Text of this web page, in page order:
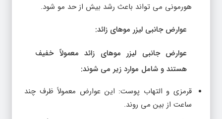
هورمونی می تواند باعث رشد بیش از حد مو شود.
عوارض جانبی لیزر موهای زائد:
عوارض جانبی لیزر موهای زائد معمولاً خفیف
هستند و شامل موارد زیر می شوند:
قرمزی و التهاب پوست: این عوارض معمولاً ظرف چند
ساعت از بین می روند.